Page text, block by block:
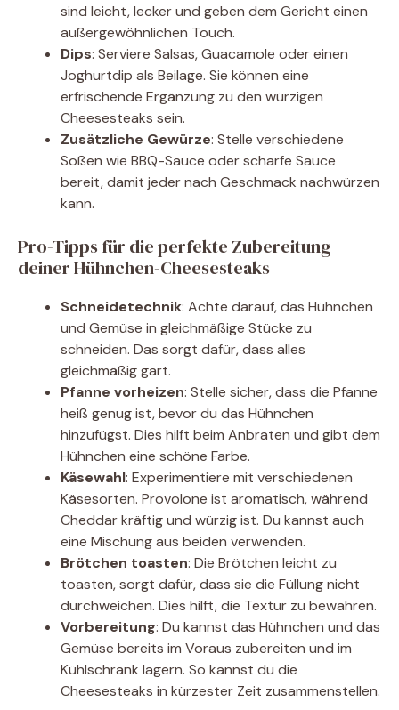
sind leicht, lecker und geben dem Gericht einen
außergewöhnlichen Touch.
Dips: Serviere Salsas, Guacamole oder einen
Joghurtdip als Beilage. Sie können eine
erfrischende Ergänzung zu den würzigen
Cheesesteaks sein.
Zusätzliche Gewürze: Stelle verschiedene
Soßen wie BBQ-Sauce oder scharfe Sauce
bereit, damit jeder nach Geschmack nachwürzen
kann.
Pro-Tipps für die perfekte Zubereitung
deiner Hühnchen-Cheesesteaks
Schneidetechnik: Achte darauf, das Hühnchen
und Gemüse in gleichmäßige Stücke zu
schneiden. Das sorgt dafür, dass alles
gleichmäßig gart.
Pfanne vorheizen: Stelle sicher, dass die Pfanne
heiß genug ist, bevor du das Hühnchen
hinzufügst. Dies hilft beim Anbraten und gibt dem
Hühnchen eine schöne Farbe.
Käsewahl: Experimentiere mit verschiedenen
Käsesorten. Provolone ist aromatisch, während
Cheddar kräftig und würzig ist. Du kannst auch
eine Mischung aus beiden verwenden.
Brötchen toasten: Die Brötchen leicht zu
toasten, sorgt dafür, dass sie die Füllung nicht
durchweichen. Dies hilft, die Textur zu bewahren.
Vorbereitung: Du kannst das Hühnchen und das
Gemüse bereits im Voraus zubereiten und im
Kühlschrank lagern. So kannst du die
Cheesesteaks in kürzester Zeit zusammenstellen.